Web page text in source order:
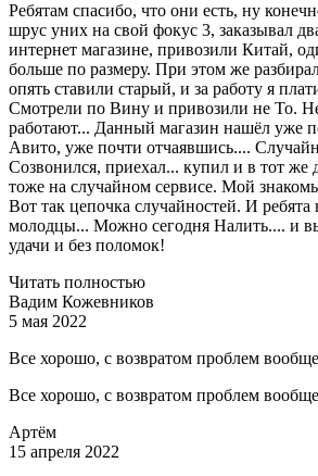
Ребятам спасибо, что они есть, ну
шрус уних на свой фокус 3, заказывал
интернет магазине, привозили Китай,
больше по размеру. При этом же
опять ставили старый, и за работу я
Смотрели по Вину и привозили не То.
работают... Данный магазин нашёл уже
Авито, уже почти отчаявшись....
Созвонился, приехал... купил и в тот же
тоже на случайном сервисе. Мой
Вот так цепочка случайностей. И ребята
молодцы... Можно сегодня Налить.... и
удачи и без поломок!
Читать полностью
Вадим Кожевников
5 мая 2022
Все хорошо, с возвратом проблем
Все хорошо, с возвратом проблем
Артём
15 апреля 2022